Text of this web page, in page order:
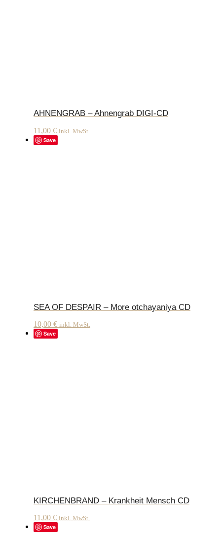
AHNENGRAB – Ahnengrab DIGI-CD
11,00 € inkl. MwSt.
Save
SEA OF DESPAIR – More otchayaniya CD
10,00 € inkl. MwSt.
Save
KIRCHENBRAND – Krankheit Mensch CD
11,00 € inkl. MwSt.
Save